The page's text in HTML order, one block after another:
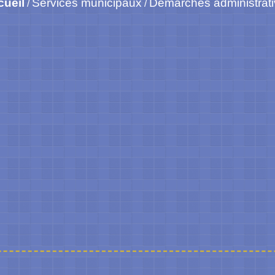
/ Services municipaux / Démarches